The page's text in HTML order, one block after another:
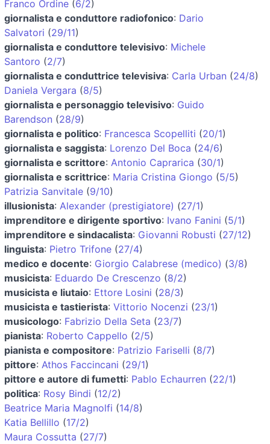
Franco Ordine (6/2)
giornalista e conduttore radiofonico: Dario
Salvatori (29/11)
giornalista e conduttore televisivo: Michele
Santoro (2/7)
giornalista e conduttrice televisiva: Carla Urban (24/8)
Daniela Vergara (8/5)
giornalista e personaggio televisivo: Guido
Barendson (28/9)
giornalista e politico: Francesca Scopelliti (20/1)
giornalista e saggista: Lorenzo Del Boca (24/6)
giornalista e scrittore: Antonio Caprarica (30/1)
giornalista e scrittrice: Maria Cristina Giongo (5/5)
Patrizia Sanvitale (9/10)
illusionista: Alexander (prestigiatore) (27/1)
imprenditore e dirigente sportivo: Ivano Fanini (5/1)
imprenditore e sindacalista: Giovanni Robusti (27/12)
linguista: Pietro Trifone (27/4)
medico e docente: Giorgio Calabrese (medico) (3/8)
musicista: Eduardo De Crescenzo (8/2)
musicista e liutaio: Ettore Losini (28/3)
musicista e tastierista: Vittorio Nocenzi (23/1)
musicologo: Fabrizio Della Seta (23/7)
pianista: Roberto Cappello (2/5)
pianista e compositore: Patrizio Fariselli (8/7)
pittore: Athos Faccincani (29/1)
pittore e autore di fumetti: Pablo Echaurren (22/1)
politica: Rosy Bindi (12/2)
Beatrice Maria Magnolfi (14/8)
Katia Bellillo (17/2)
Maura Cossutta (27/7)